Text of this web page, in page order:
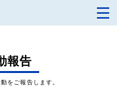
報告
をご報告します。